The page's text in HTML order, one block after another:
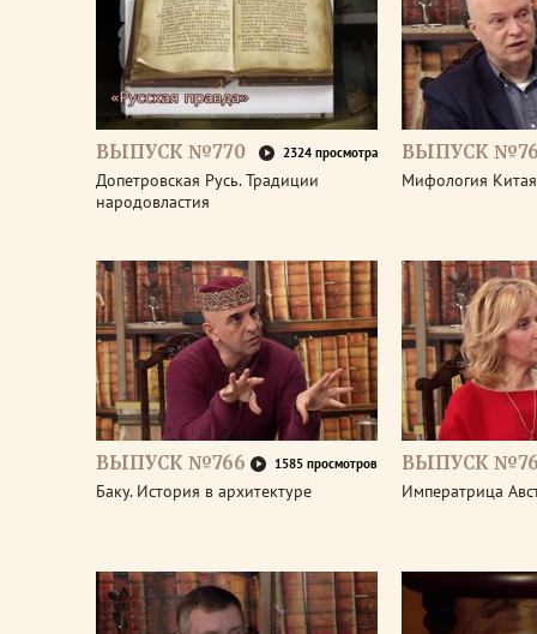
ВЫПУСК №770 2324 просмотра
Допетровская Русь. Традиции
народовластия
ВЫПУСК
Мифология Китая
ВЫПУСК №766 1585 просмотров
Баку. История в архитектуре
ВЫПУСК
Императрица